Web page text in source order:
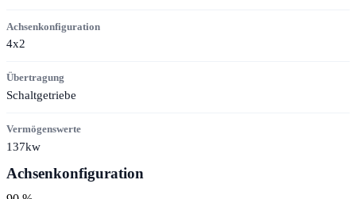
Achsenkonfiguration
4x2
Übertragung
Schaltgetriebe
Vermögenswerte
137kw
Achsenkonfiguration